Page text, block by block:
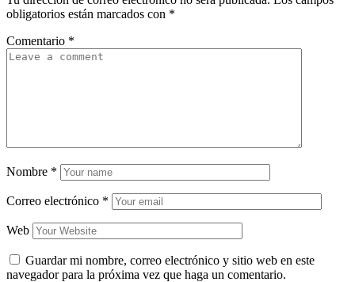
obligatorios están marcados con *
Comentario *
Nombre *
Correo electrónico *
Web
Guardar mi nombre, correo electrónico y sitio web en este
navegador para la próxima vez que haga un comentario.